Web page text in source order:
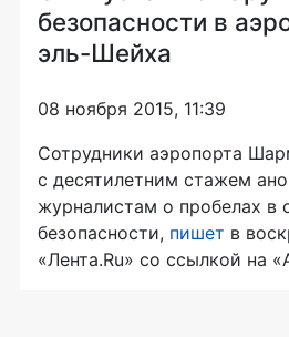
безопасности в
эль-Шейха
08 ноября 2015, 11:39
Сотрудники аэропорта
с десятилетним стажем
журналистам о пробелах в
безопасности, пишет в
«Лента.Ru» со ссылкой на